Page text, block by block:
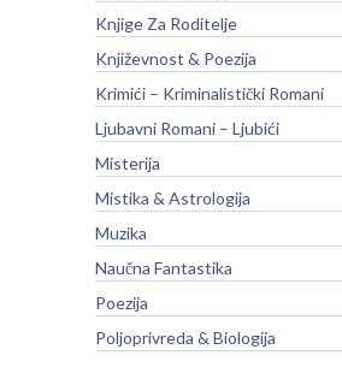
Knjige Za Roditelje
Književnost & Poezija
Krimići – Kriminalistički Romani
Ljubavni Romani – Ljubići
Misterija
Mistika & Astrologija
Muzika
Naučna Fantastika
Poezija
Poljoprivreda & Biologija